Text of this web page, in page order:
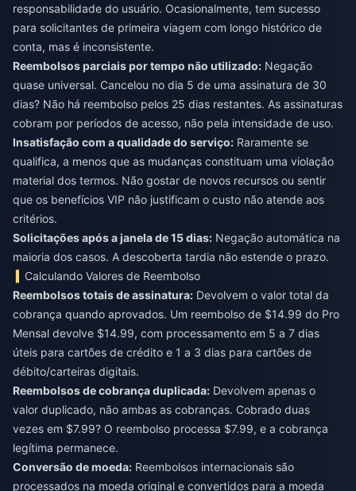
responsabilidade do usuário. Ocasionalmente, tem sucesso
para solicitantes de primeira viagem com longo histórico de
conta, mas é inconsistente.
Reembolsos parciais por tempo não utilizado: Negação
quase universal. Cancelou no dia 5 de uma assinatura de 30
dias? Não há reembolso pelos 25 dias restantes. As assinaturas
cobram por períodos de acesso, não pela intensidade de uso.
Insatisfação com a qualidade do serviço: Raramente se
qualifica, a menos que as mudanças constituam uma violação
material dos termos. Não gostar de novos recursos ou sentir
que os benefícios VIP não justificam o custo não atende aos
critérios.
Solicitações após a janela de 15 dias: Negação automática na
maioria dos casos. A descoberta tardia não estende o prazo.
Calculando Valores de Reembolso
Reembolsos totais de assinatura: Devolvem o valor total da
cobrança quando aprovados. Um reembolso de $14.99 do Pro
Mensal devolve $14.99, com processamento em 5 a 7 dias
úteis para cartões de crédito e 1 a 3 dias para cartões de
débito/carteiras digitais.
Reembolsos de cobrança duplicada: Devolvem apenas o
valor duplicado, não ambas as cobranças. Cobrado duas
vezes em $7.99? O reembolso processa $7.99, e a cobrança
legítima permanece.
Conversão de moeda: Reembolsos internacionais são
processados na moeda original e convertidos para a moeda